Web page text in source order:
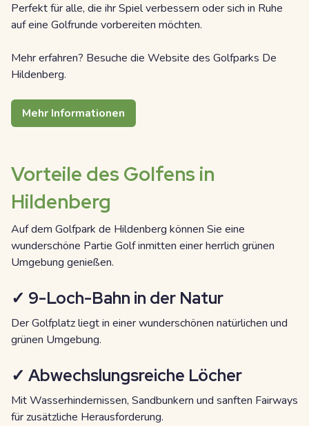
Perfekt für alle, die ihr Spiel verbessern oder sich in Ruhe
auf eine Golfrunde vorbereiten möchten.
Mehr erfahren? Besuche die Website des Golfparks De
Hildenberg.
Mehr Informationen
Vorteile des Golfens in
Hildenberg
Auf dem Golfpark de Hildenberg können Sie eine
wunderschöne Partie Golf inmitten einer herrlich grünen
Umgebung genießen.
✓ 9-Loch-Bahn in der Natur
Der Golfplatz liegt in einer wunderschönen natürlichen und
grünen Umgebung.
✓ Abwechslungsreiche Löcher
Mit Wasserhindernissen, Sandbunkern und sanften Fairways
für zusätzliche Herausforderung.